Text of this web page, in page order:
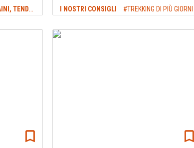
ATTREZZATURA DA TREKKING: ZAINI, TENDE E MOLTO ALTRO #TENDE DA TREKKING
I NOSTRI CONSIGLI #TREKKING DI PIÙ GIORNI